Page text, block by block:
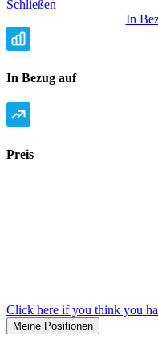
Schließen
In
In Bezug auf
Preis
Click here if you think you
Meine Positionen